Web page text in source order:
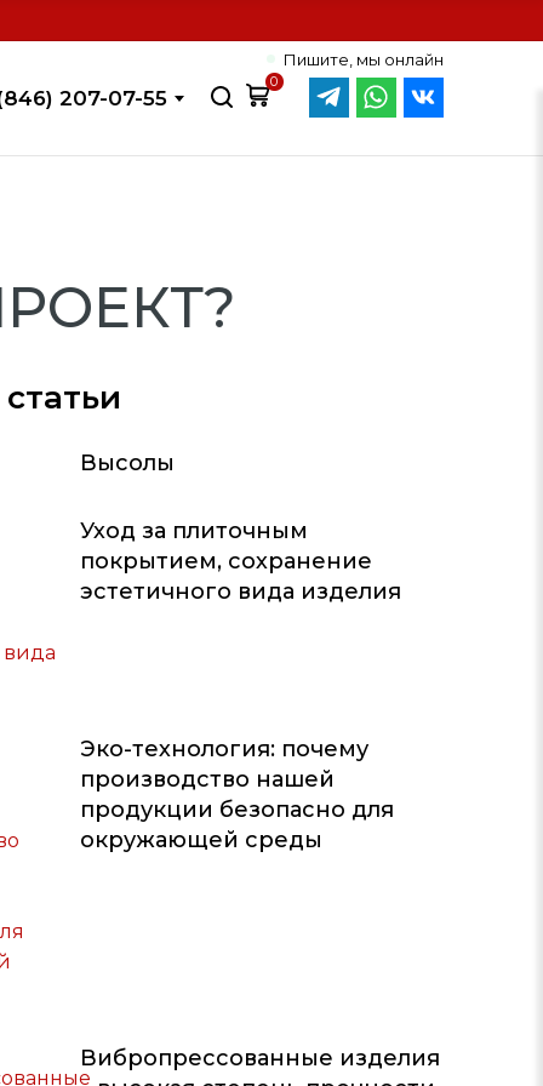
Пишите, мы онлайн
207-07-55
0
Высолы
Уход за плиточным
покрытием, сохранение
эстетичного вида изделия
Эко-технология: почему
производство нашей
продукции безопасно для
окружающей среды
Вибропрессованные изделия